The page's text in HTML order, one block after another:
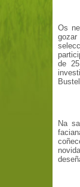
Os
de
Na